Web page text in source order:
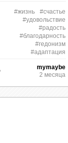
что мы
некоторое
Восторг от
ярких
более чем
#жизнь
#счастье
#удовольствие
#радость
#благодарность
#гедонизм
#адаптация
mymaybe
2 месяца